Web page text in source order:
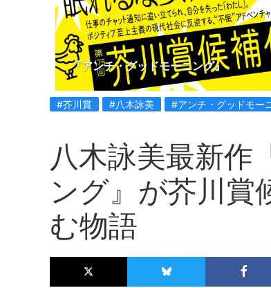
『アンチ・グッドモーニング』
#芥川賞 #八木詠美 #アンチ・グッドモー
八木詠美最新作
ング』が芥川賞
む物語